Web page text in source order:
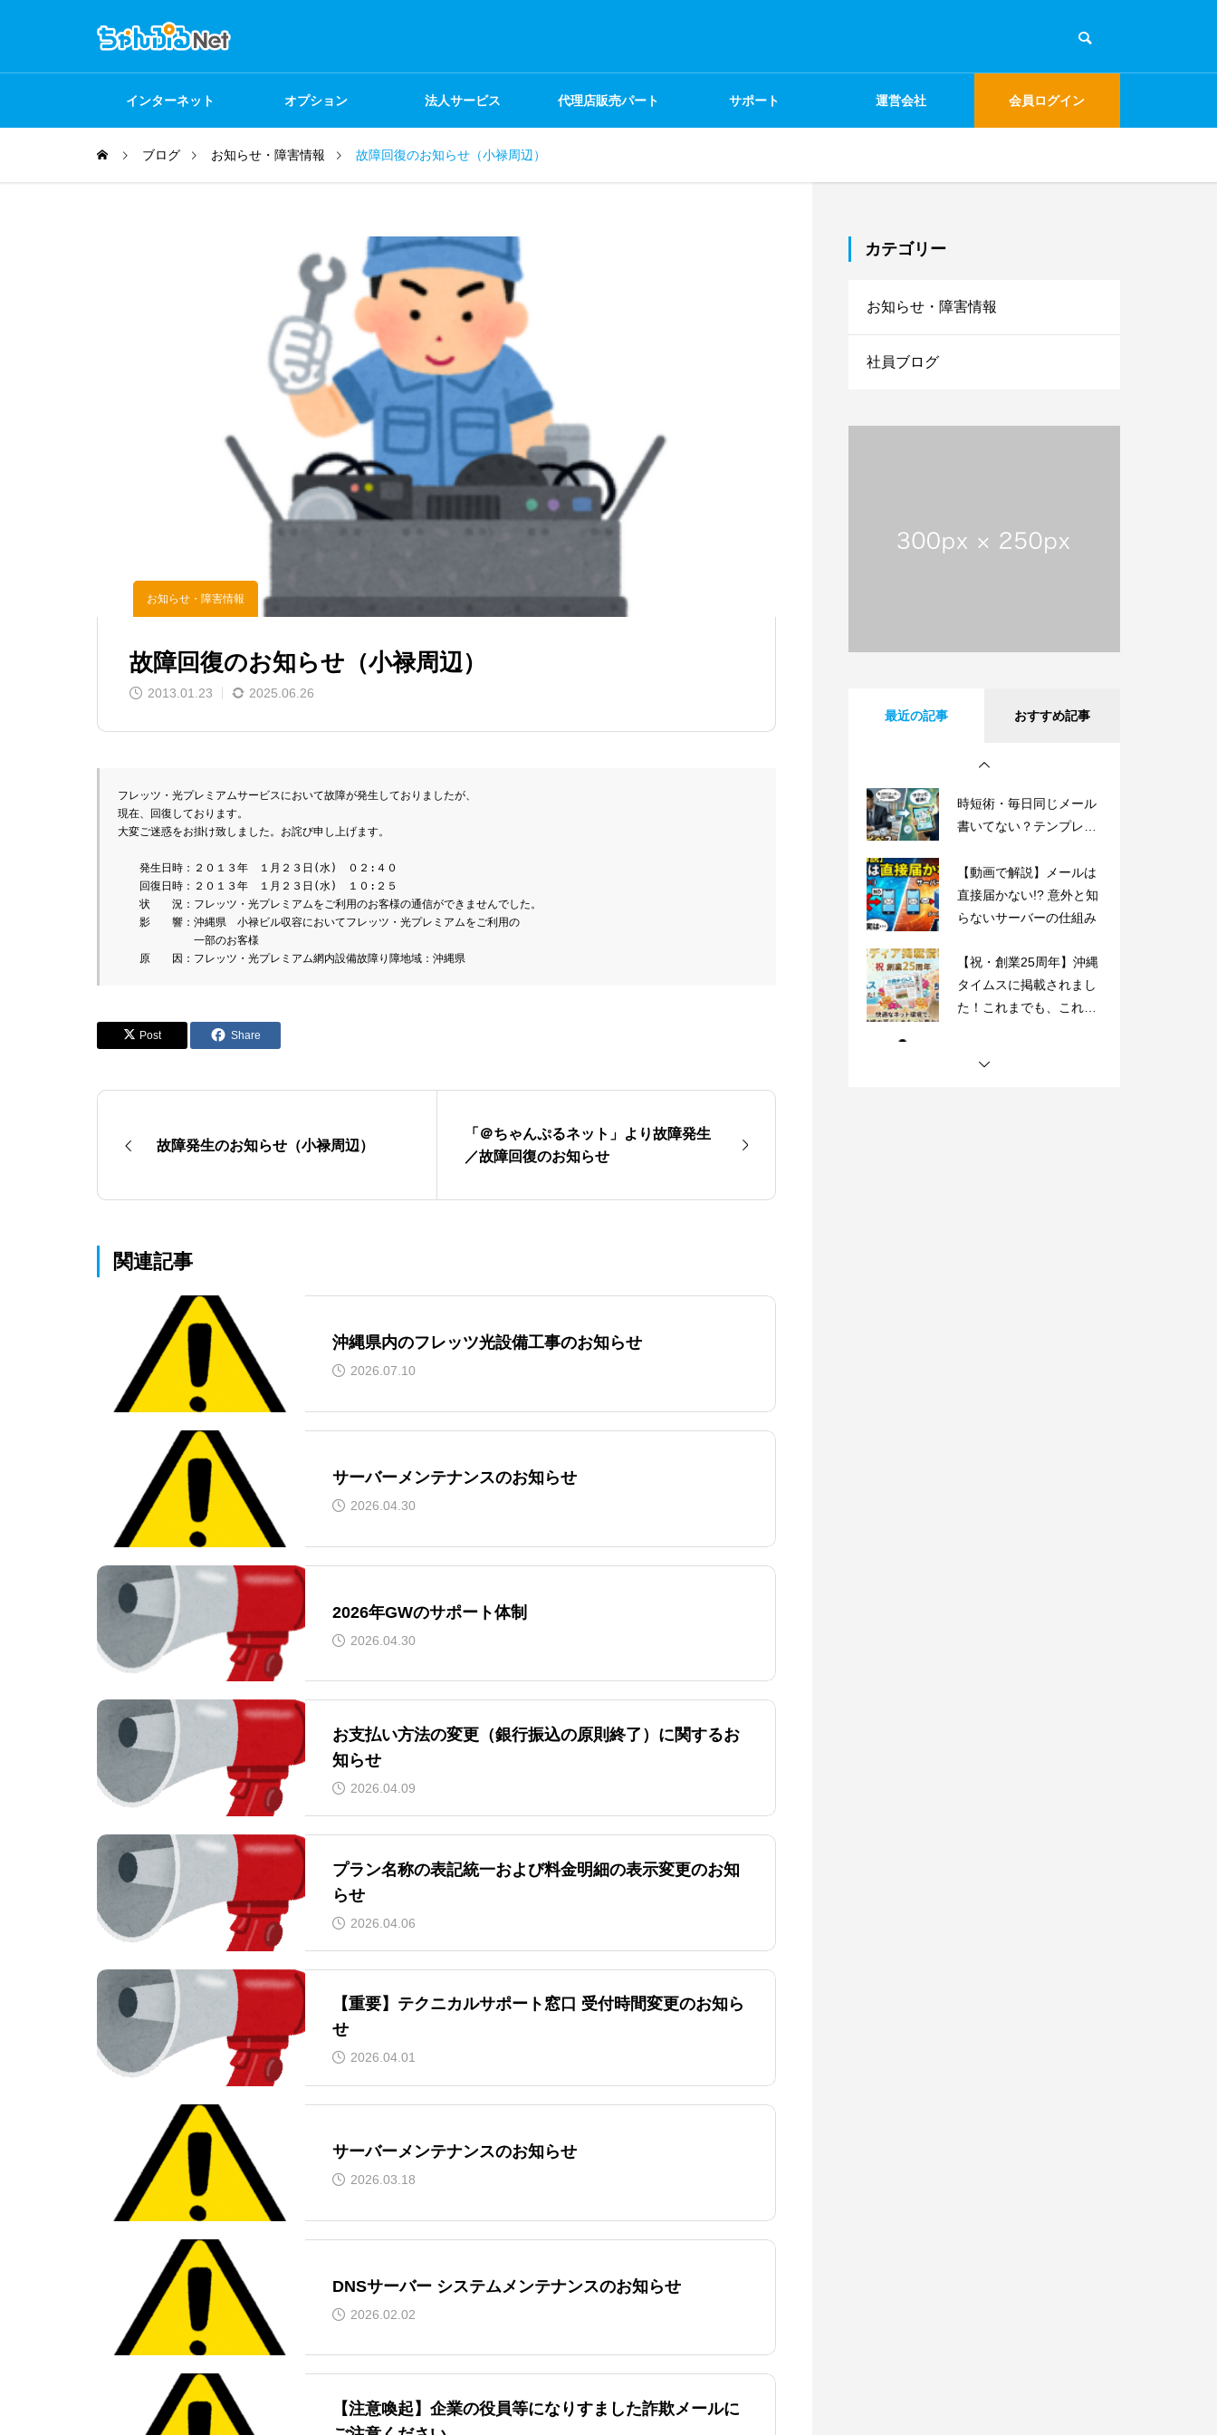
インターネット オプション 法人サービス 代理店販売パート サポート 運営会社 会員ログイン
ブログ お知らせ・障害情報 故障回復のお知らせ（小禄周辺）
お知らせ・障害情報
故障回復のお知らせ（小禄周辺）
2013.01.23 2025.06.26
フレッツ・光プレミアムサービスにおいて故障が発生しておりましたが、
現在、回復しております。
大変ご迷惑をお掛け致しました。お詫び申し上げます。
発生日時：２０１３年　１月２３日(水)　０２:４０
回復日時：２０１３年　１月２３日(水)　１０:２５
状　　況：フレッツ・光プレミアムをご利用のお客様の通信ができませんでした。
影　　響：沖縄県　小禄ビル収容においてフレッツ・光プレミアムをご利用の
一部のお客様
Post Share
故障発生のお知らせ（小禄周辺）
「＠ちゃんぷるネット」より故障発生
／故障回復のお知らせ
関連記事
沖縄県内のフレッツ光設備工事のお知らせ
2026.07.10
サーバーメンテナンスのお知らせ
2026.04.30
2026年GWのサポート体制
2026.04.30
お支払い方法の変更（銀行振込の原則終了）に関するお
知らせ
2026.04.09
プラン名称の表記統一および料金明細の表示変更のお知
らせ
2026.04.06
【重要】テクニカルサポート窓口 受付時間変更のお知ら
せ
2026.04.01
サーバーメンテナンスのお知らせ
2026.03.18
DNSサーバー システムメンテナンスのお知らせ
2026.02.02
【注意喚起】企業の役員等になりすました詐欺メールに
カテゴリー
お知らせ・障害情報
社員ブログ
最近の記事 おすすめ記事
【祝・創業25周年】沖縄
タイムスに掲載されまし
備工事のお知らせ
【動画で解説】Outlook
【動画で解説】メールは
直接届かない!? 意外と知
【祝・創業25周年】沖縄
タイムスに掲載されまし
らも、沖縄とともに。
沖縄県内のフレッツ光設
備工事のお知らせ